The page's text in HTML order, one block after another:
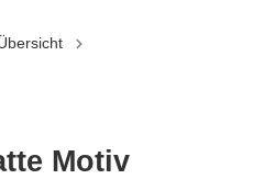
Motiv